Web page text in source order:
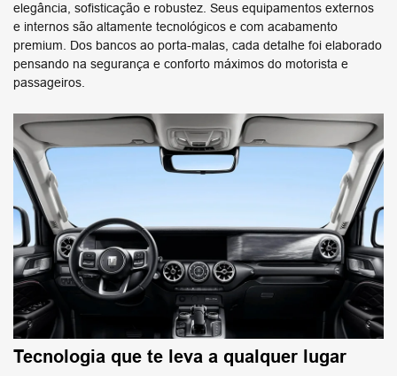
elegância, sofisticação e robustez. Seus equipamentos externos
e internos são altamente tecnológicos e com acabamento
premium. Dos bancos ao porta-malas, cada detalhe foi elaborado
pensando na segurança e conforto máximos do motorista e
passageiros.
Tecnologia que te leva a qualquer lugar